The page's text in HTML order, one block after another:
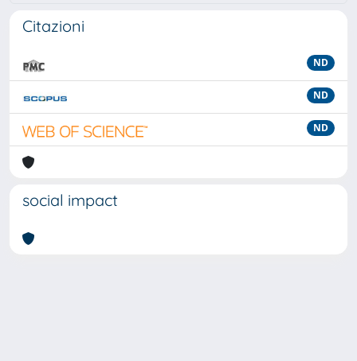
Citazioni
ND
ND
ND
social impact